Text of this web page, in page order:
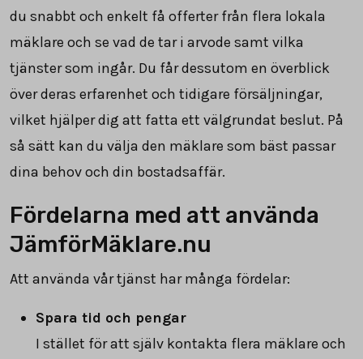
du snabbt och enkelt få offerter från flera lokala
mäklare och se vad de tar i arvode samt vilka
tjänster som ingår. Du får dessutom en överblick
över deras erfarenhet och tidigare försäljningar,
vilket hjälper dig att fatta ett välgrundat beslut. På
så sätt kan du välja den mäklare som bäst passar
dina behov och din bostadsaffär.
Fördelarna med att använda
JämförMäklare.nu
Att använda vår tjänst har många fördelar:
Spara tid och pengar
I stället för att själv kontakta flera mäklare och